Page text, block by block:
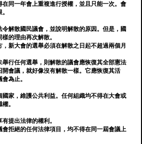
在同一年會上重複進行授權，並且只能一次。會
令解散國民議會，並說明解散的原因。但是，國
的理由再次解散。
新大會的選舉必須在解散之日起不超過兩個月
舉行任何選舉，則解散的議會應恢復其全部憲法
開會議，就好像沒有解散一樣。它應恢復其活
為止。
國家，維護公共利益。任何組織均不得在大會或
。
提出法律的權利。
會拒絕的任何法律項目，均不得在同一屆會議上